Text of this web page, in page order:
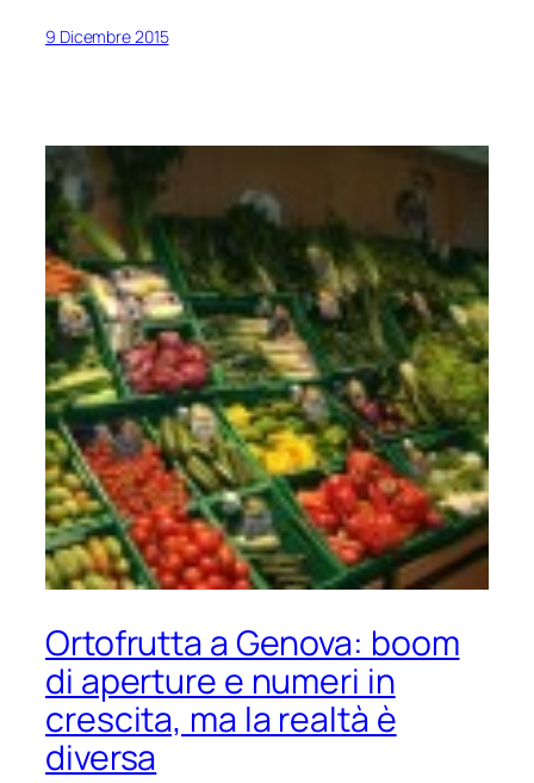
9 Dicembre 2015
Ortofrutta a Genova: boom
di aperture e numeri in
crescita, ma la realtà è
diversa